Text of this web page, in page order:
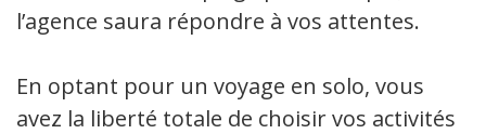
l’agence saura répondre à vos attentes.
En optant pour un voyage en solo, vous
avez la liberté totale de choisir vos activités,